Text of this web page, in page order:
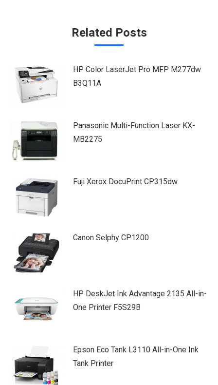
Related Posts
HP Color LaserJet Pro MFP M277dw
B3Q11A
Panasonic Multi-Function Laser KX-
MB2275
Fuji Xerox DocuPrint CP315dw
Canon Selphy CP1200
HP DeskJet Ink Advantage 2135 All-in-
One Printer F5S29B
Epson Eco Tank L3110 All-in-One Ink
Tank Printer